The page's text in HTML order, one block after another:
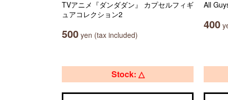
TVアニメ『ダンダダン』 カプセルフィギ
ュアコレクション2
500 yen (tax included)
All
400
Stock: △